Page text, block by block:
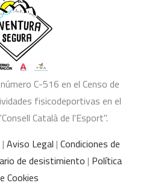
C-516 en el Censo de
fisicodeportivas en el
Català de l'Esport".
| Aviso Legal | Condiciones de
de desistimiento | Política
Cookies